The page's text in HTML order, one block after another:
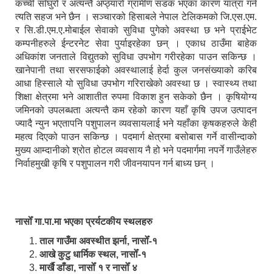
कच्ची साँघुरो र अत्यन्तै अप्ठ्यारो ग्रामीण सडक भएका कारण यात्रा गर्न
त्यति सहज भने छैन । सञ्चारको हिसाबले नेपाल टेलिकमको जि.एस.एम.
र सि.डी.एम.ए.मोबाईल सेवाको सुविधा पुगेको अवस्था छ भने प्राईभेट
कम्पनीहरुले ईन्टरनेट सेवा पुर्याइरहेका छन् । एकाध ठाउँमा बाहेक
अधिकांश जनताले विद्युतको सुविधा उपभोग गरीरहेका पाउन सकिन्छ ।
खानेपानी तथा सरसफाईको अवस्थालाई हेर्दा कुल जनसंख्याको करिब
आधा हिस्साले यो सुविधा उपभोग गरिराखेको अवस्था छ । स्वास्थ्य तथा
शिक्षा क्षेत्रमा भने आशातीत रुपमा विकाश हुन सकेको छैन । कृषियोग्य
जमिनको उपलब्धता अत्यन्तै कम रहेको कारण यहाँ कृषि उपज उत्पादन
ज्यादै न्युन भएतापनि पशुपालन व्यवसायलाई भने यहाँका कृषकहरुले केही
महत्व दिएको पाउन सकिन्छ । पदमार्ग क्षेत्रमा बसोबास गर्ने वासीन्दाको
मुख्य आम्दानीको श्रोत होटल व्यवसाय नै हो भने पदमार्गमा नपर्ने गाउँलेहरु
निर्वाहमुखी कृषि र पशुपालन गरी जीवनयापन गर्न बाध्य छन् ।
नासोँ गा.पा.मा भएका प्रर्यटकीय स्थलहरु
ताल गाउँमा अवस्थीत झर्ना, नासोँ-१
आखे कुटु धार्मिक स्थल, नासोँ-१
मार्खै डाँडा, नासोँ १ र नासोँ ४